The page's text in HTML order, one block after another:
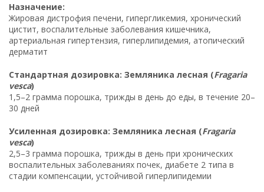
Назначение:
Жировая дистрофия печени, гипергликемия, хронический
цистит, воспалительные заболевания кишечника,
артериальная гипертензия, гиперлипидемия, атопический
дерматит
Стандартная дозировка: Земляника лесная (Fragaria
vesca)
1,5–2 грамма порошка, трижды в день до еды, в течение 20–
30 дней
Усиленная дозировка: Земляника лесная (Fragaria
vesca)
2,5–3 грамма порошка, трижды в день при хронических
воспалительных заболеваниях почек, диабете 2 типа в
стадии компенсации, устойчивой гиперлипидемии